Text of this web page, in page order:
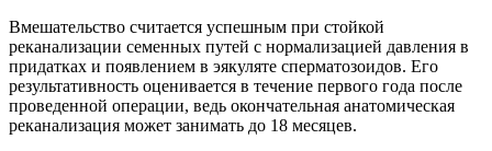
Вмешательство считается успешным при стойкой
реканализации семенных путей с нормализацией давления в
придатках и появлением в эякуляте сперматозоидов. Его
результативность оценивается в течение первого года после
проведенной операции, ведь окончательная анатомическая
реканализация может занимать до 18 месяцев.